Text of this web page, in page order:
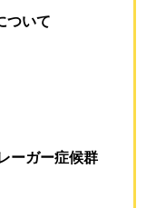
ついて
ーガー症候群